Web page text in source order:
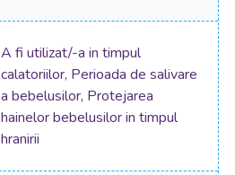
A fi utilizat/-a in timpul
calatoriilor, Perioada de salivare
a bebelusilor, Protejarea
hainelor bebelusilor in timpul
hranirii